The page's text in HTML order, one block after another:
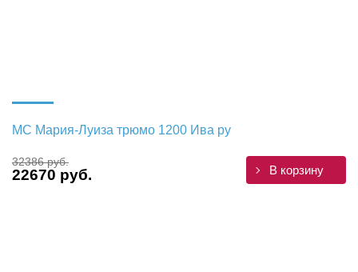
МС Мария-Луиза трюмо 1200 Ива ру
32386 руб.
22670 руб. В корзину